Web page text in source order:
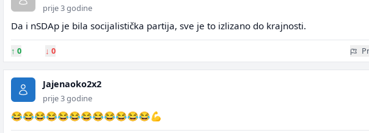
prije 3 godine
Da i nSDAp je bila socijalistička partija, sve je to izlizano do krajnosti.
↑ 0 ↓ 0
Jajenaoko2x2
prije 3 godine
😂😂😂😂😂😂😂😂😂😂😂😂💪